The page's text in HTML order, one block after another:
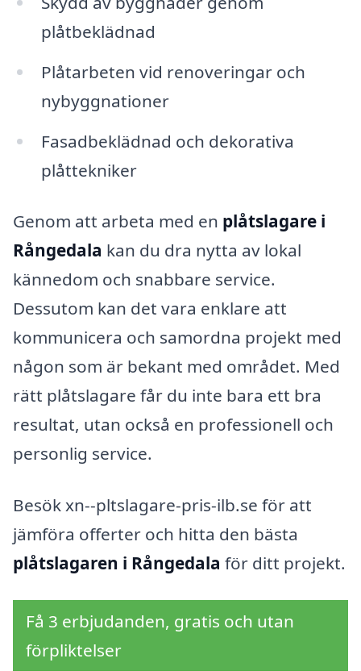
plåtbeklädnad
Plåtarbeten vid renoveringar och
nybyggnationer
Fasadbeklädnad och dekorativa
plåttekniker
Genom att arbeta med en plåtslagare i
Rångedala kan du dra nytta av lokal
kännedom och snabbare service.
Dessutom kan det vara enklare att
kommunicera och samordna projekt med
någon som är bekant med området. Med
rätt plåtslagare får du inte bara ett bra
resultat, utan också en professionell och
personlig service.
Besök xn--pltslagare-pris-ilb.se för att
jämföra offerter och hitta den bästa
plåtslagaren i Rångedala för ditt projekt.
Få 3 erbjudanden, gratis och utan
förpliktelser